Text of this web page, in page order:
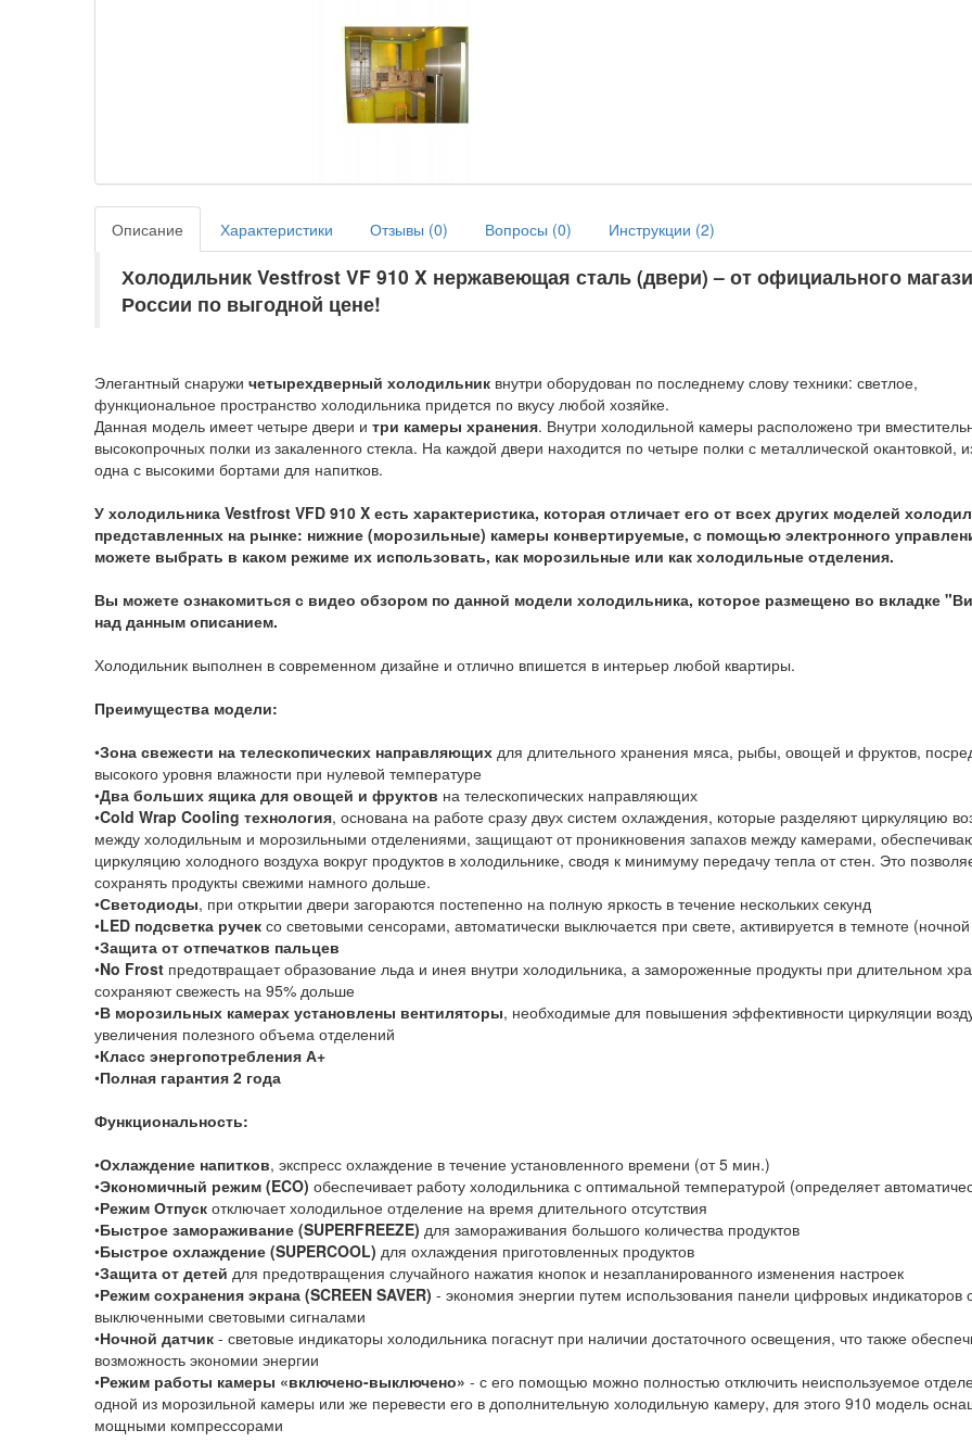
Описание Характеристики Отзывы (0) Вопросы (0) Инструкции (2)
Холодильник Vestfrost VF 910 X нержавеющая сталь (двери) – от официального
России по выгодной цене!
Элегантный снаружи четырехдверный холодильник внутри оборудован по последнему слову техники: светлое,
функциональное пространство холодильника придется по вкусу любой хозяйке.
Данная модель имеет четыре двери и три камеры хранения. Внутри холодильной камеры расположено три
высокопрочных полки из закаленного стекла. На каждой двери находится по четыре полки с металлической окантовкой,
одна с высокими бортами для напитков.
У холодильника Vestfrost VFD 910 X есть характеристика, которая отличает его от всех других моделей
представленных на рынке: нижние (морозильные) камеры конвертируемые, с помощью электронного
можете выбрать в каком режиме их использовать, как морозильные или как холодильные отделения.
Вы можете ознакомиться с видео обзором по данной модели холодильника, которое размещено во вкладке
над данным описанием.
Холодильник выполнен в современном дизайне и отлично впишется в интерьер любой квартиры.
Преимущества модели:
•Зона свежести на телескопических направляющих для длительного хранения мяса, рыбы, овощей и фруктов,
высокого уровня влажности при нулевой температуре
•Два больших ящика для овощей и фруктов на телескопических направляющих
•Cold Wrap Cooling технология, основана на работе сразу двух систем охлаждения, которые разделяют циркуляцию
между холодильным и морозильными отделениями, защищают от проникновения запахов между камерами,
циркуляцию холодного воздуха вокруг продуктов в холодильнике, сводя к минимуму передачу тепла от стен. Это
сохранять продукты свежими намного дольше.
•Светодиоды, при открытии двери загораются постепенно на полную яркость в течение нескольких секунд
•LED подсветка ручек со световыми сенсорами, автоматически выключается при свете, активируется в темноте
•Защита от отпечатков пальцев
•No Frost предотвращает образование льда и инея внутри холодильника, а замороженные продукты при длительном
сохраняют свежесть на 95% дольше
•В морозильных камерах установлены вентиляторы, необходимые для повышения эффективности циркуляции
увеличения полезного объема отделений
•Класс энергопотребления А+
•Полная гарантия 2 года
Функциональность:
•Охлаждение напитков, экспресс охлаждение в течение установленного времени (от 5 мин.)
•Экономичный режим (ECO) обеспечивает работу холодильника с оптимальной температурой (определяет
•Режим Отпуск отключает холодильное отделение на время длительного отсутствия
•Быстрое замораживание (SUPERFREEZE) для замораживания большого количества продуктов
•Быстрое охлаждение (SUPERCOOL) для охлаждения приготовленных продуктов
•Защита от детей для предотвращения случайного нажатия кнопок и незапланированного изменения настроек
•Режим сохранения экрана (SCREEN SAVER) - экономия энергии путем использования панели цифровых индикаторов
выключенными световыми сигналами
•Ночной датчик - световые индикаторы холодильника погаснут при наличии достаточного освещения, что также
возможность экономии энергии
•Режим работы камеры «включено-выключено» - с его помощью можно полностью отключить неиспользуемое
одной из морозильной камеры или же перевести его в дополнительную холодильную камеру, для этого 910 модель
мощными компрессорами